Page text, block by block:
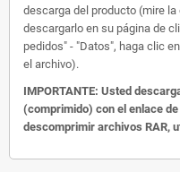
descarga del producto (mire
descargarlo en su página de
pedidos" - "Datos", haga clic
el archivo).
IMPORTANTE: Usted
(comprimido) con el enlace
descomprimir archivos RAR,